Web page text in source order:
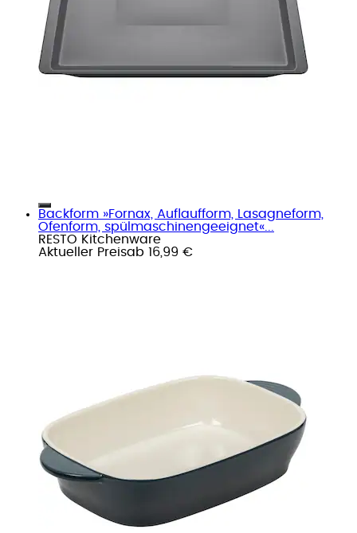
Backform »Fornax, Auflaufform, Lasagneform,
Ofenform, spülmaschinengeeignet«...
RESTO Kitchenware
Aktueller Preisab 16,99 €